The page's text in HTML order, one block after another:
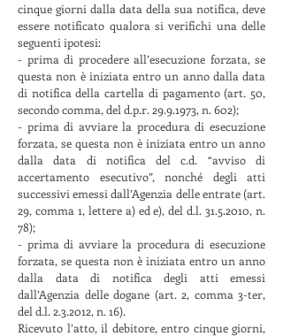
cinque giorni dalla data della sua notifica, deve
essere notificato qualora si verifichi una delle
seguenti ipotesi:
- prima di procedere all’esecuzione forzata, se
questa non è iniziata entro un anno dalla data
di notifica della cartella di pagamento (art. 50,
secondo comma, del d.p.r. 29.9.1973, n. 602);
- prima di avviare la procedura di esecuzione
forzata, se questa non è iniziata entro un anno
dalla data di notifica del c.d. “avviso di
accertamento esecutivo”, nonché degli atti
successivi emessi dall’Agenzia delle entrate (art.
29, comma 1, lettere a) ed e), del d.l. 31.5.2010, n.
78);
- prima di avviare la procedura di esecuzione
forzata, se questa non è iniziata entro un anno
dalla data di notifica degli atti emessi
dall’Agenzia delle dogane (art. 2, comma 3-ter,
del d.l. 2.3.2012, n. 16).
Ricevuto l’atto, il debitore, entro cinque giorni,